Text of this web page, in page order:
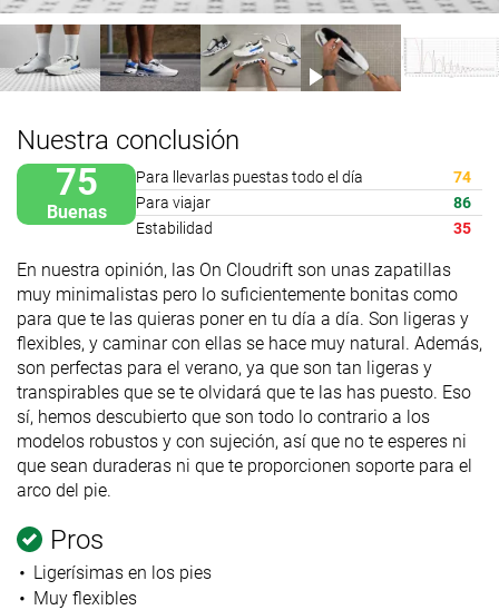
Nuestra conclusión
75
Buenas
Para llevarlas puestas todo el día
74
Para viajar
86
Estabilidad
35
En nuestra opinión, las On Cloudrift son unas zapatillas
muy minimalistas pero lo suficientemente bonitas como
para que te las quieras poner en tu día a día. Son ligeras y
flexibles, y caminar con ellas se hace muy natural. Además,
son perfectas para el verano, ya que son tan ligeras y
transpirables que se te olvidará que te las has puesto. Eso
sí, hemos descubierto que son todo lo contrario a los
modelos robustos y con sujeción, así que no te esperes ni
que sean duraderas ni que te proporcionen soporte para el
arco del pie.
Pros
Ligerísimas en los pies
Muy flexibles